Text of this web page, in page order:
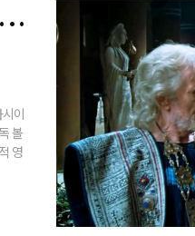
…
이
볼
영